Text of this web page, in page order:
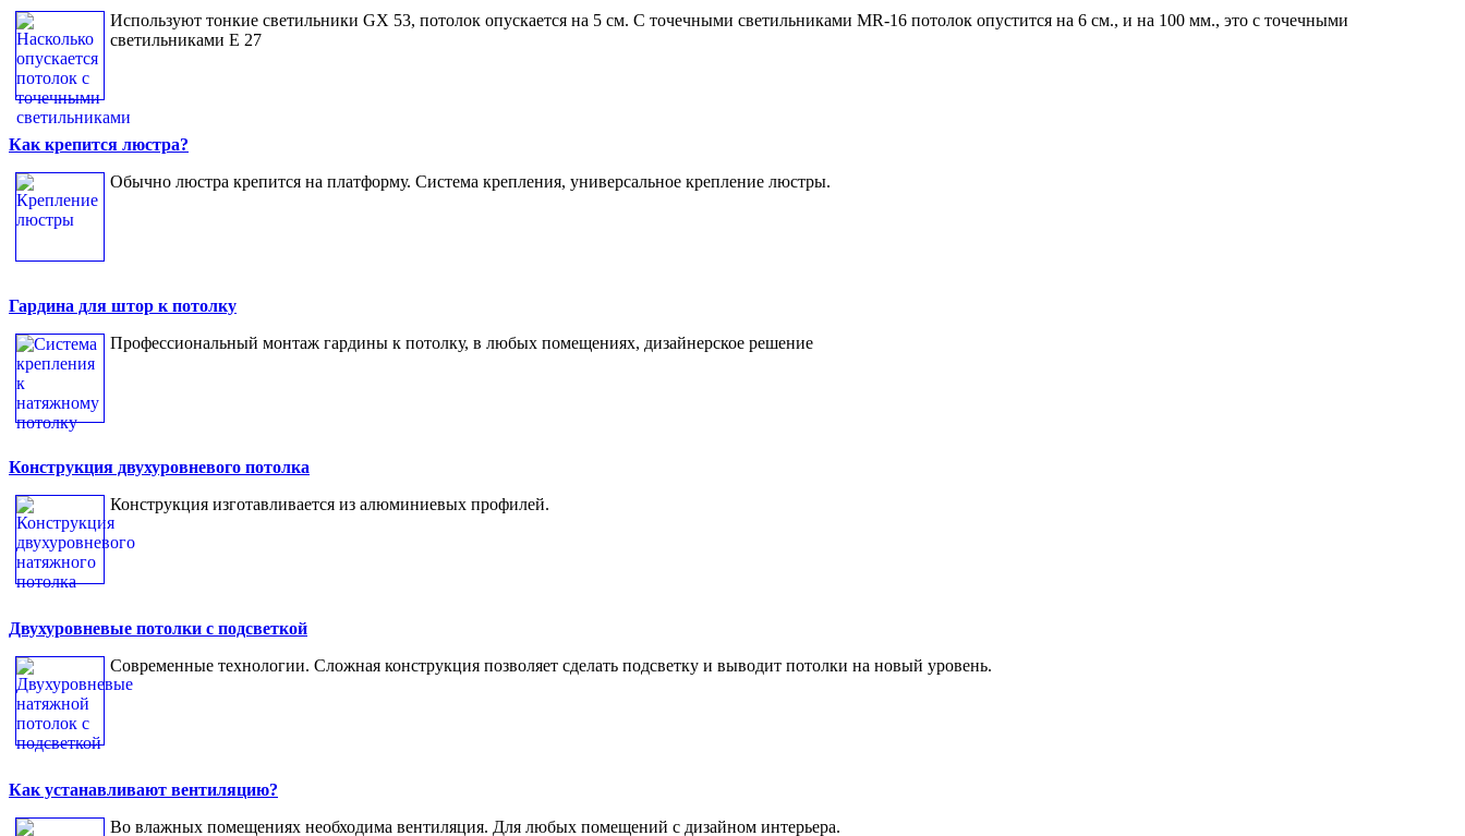
Используют тонкие светильники GX 53, потолок опускается на 5 см. С точечными светильниками MR-16 потолок опустится на 6 см., и на 100 мм., это с точечными
светильниками Е 27
Как крепится люстра?
Обычно люстра крепится на платформу. Система крепления, универсальное крепление люстры.
Гардина для штор к потолку
Профессиональный монтаж гардины к потолку, в любых помещениях, дизайнерское решение
Конструкция двухуровневого потолка
Конструкция изготавливается из алюминиевых профилей.
Двухуровневые потолки с подсветкой
Современные технологии. Сложная конструкция позволяет сделать подсветку и выводит потолки на новый уровень.
Как устанавливают вентиляцию?
Во влажных помещениях необходима вентиляция. Для любых помещений с дизайном интерьера.